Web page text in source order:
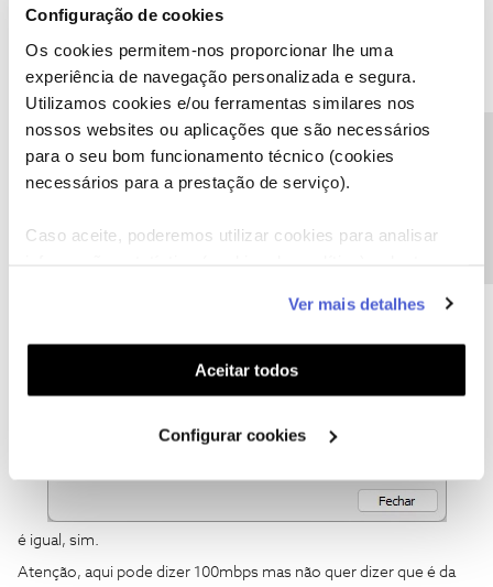
Configuração de cookies
Os cookies permitem-nos proporcionar lhe uma
experiência de navegação personalizada e segura.
Utilizamos cookies e/ou ferramentas similares nos
nossos websites ou aplicações que são necessários
para o seu bom funcionamento técnico (cookies
necessários para a prestação de serviço).
Caso aceite, poderemos utilizar cookies para analisar
funcionalidades (cookies de personalização e
funcionalidade) e adaptar anúncios aos seus interesses
(cookies de publicidade personalizada). Pode gerir a
utilização dos cookies clicando em "Configurar
Ver mais detalhes
Aceitar todos
Configurar cookies
é igual, sim.
Atenção, aqui pode dizer 100mbps mas não quer dizer que é da